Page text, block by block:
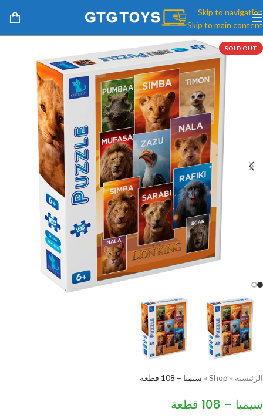
Skip to navigation
Skip to main content
SOLD OUT
الرئيسية »
Shop
» سيمبا – 108 قطعة
سيمبا – 108 قطعة